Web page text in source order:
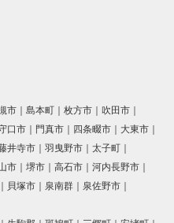
市 島本町 枚方市
吹田市
口市 門真市 四条畷市
大東市
井寺市 羽曳野市
太子町
市 堺市 高石市
河内長野市
貝塚市 泉南群
泉佐野市